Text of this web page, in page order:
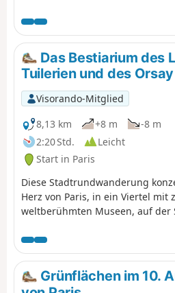
ablesen können! Die
großer Höhe und sind
... manchmal muss man gut
Das Bestiarium des
Tuilerien und des Orsay
Visorando-Mitglied
8,13 km
+8 m
-8 m
2:20 Std.
Leicht
Start in Paris
Diese Stadtrundwanderung
Herz von Paris, in ein Viertel mit
weltberühmten Museen, auf der
besonders zahlreich und
widersprüchliches Bild der
Zeit. Grünflächen im 10.